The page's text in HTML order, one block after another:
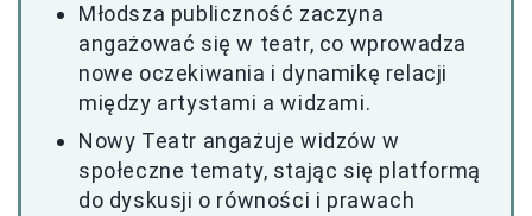
Młodsza publiczność zaczyna
angażować się w teatr, co wprowadza
nowe oczekiwania i dynamikę relacji
między artystami a widzami.
Nowy Teatr angażuje widzów w
społeczne tematy, stając się platformą
do dyskusji o równości i prawach